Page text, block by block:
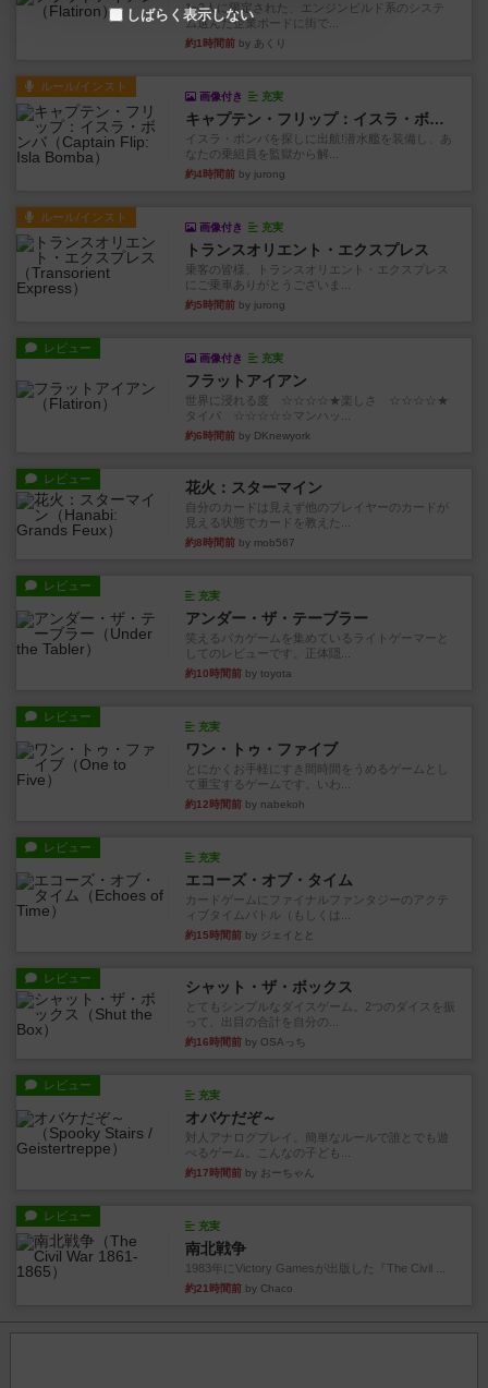
1~2人に限定された、エンジンビルド系のシステ
ム選んだ企業ボードに街で...
約1時間前 by あくり
ルール/インスト
画像付き 充実
キャプテン・フリップ：イスラ・ボンバ
イスラ・ボンバを探しに出航!潜水艦を装備し、あ
なたの乗組員を監獄から解...
約4時間前 by jurong
ルール/インスト
画像付き 充実
トランスオリエント・エクスプレス
乗客の皆様、トランスオリエント・エクスプレス
にご乗車ありがとうございま...
約5時間前 by jurong
レビュー
画像付き 充実
フラットアイアン
世界に浸れる度 ☆☆☆☆★楽しさ ☆☆☆☆★
タイパ ☆☆☆☆☆マンハッ...
約6時間前 by DKnewyork
レビュー 花火：スターマイン
自分のカードは見えず他のプレイヤーのカードが
見える状態でカードを教えた...
約8時間前 by mob567
レビュー
充実
アンダー・ザ・テーブラー
笑えるバカゲームを集めているライトゲーマーと
してのレビューです。正体隠...
約10時間前 by toyota
レビュー
充実
ワン・トゥ・ファイブ
とにかくお手軽にすき間時間をうめるゲームとし
て重宝するゲームです。いわ...
約12時間前 by nabekoh
レビュー
充実
エコーズ・オブ・タイム
カードゲームにファイナルファンタジーのアクテ
ィブタイムバトル（もしくは...
約15時間前 by ジェイとと
レビュー シャット・ザ・ボックス
とてもシンプルなダイスゲーム。2つのダイスを振
って、出目の合計を自分の...
約16時間前 by OSAっち
レビュー
充実
オバケだぞ～
対人アナログプレイ。簡単なルールで誰とでも遊
べるゲーム。こんなの子ども...
約17時間前 by おーちゃん
レビュー
充実
南北戦争
1983年にVictory Gamesが出版した『The Civil ...
約21時間前 by Chaco
しばらく表示しない